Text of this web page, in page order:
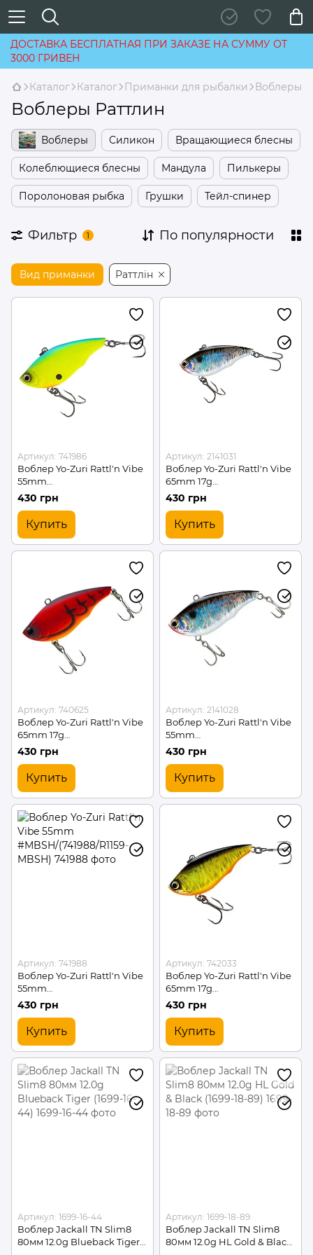
ДОСТАВКА БЕСПЛАТНАЯ ПРИ ЗАКАЗЕ НА СУММУ ОТ
3000 ГРИВЕН
Каталог Каталог Приманки для рыбалки Воблеры
Воблеры Раттлин
Воблеры Силикон Вращающиеся блесны
Колеблющиеся блесны Мандула Пилькеры
Поролоновая рыбка Грушки Тейл-спинер
Фильтр 1 По популярности
Вид приманки Раттлін
Артикул: 741986
Воблер Yo-Zuri Rattl'n Vibe
55mm
#MBCL/(741986/R1159-
MBCL)
430 грн
Купить
Артикул: 2141031
Воблер Yo-Zuri Rattl'n Vibe
65mm 17g
#CSBL/(2141031/R1160-CSBL)
430 грн
Купить
Артикул: 740625
Воблер Yo-Zuri Rattl'n Vibe
65mm 17g
#MCF/(740625/R1160-MCF)
430 грн
Купить
Артикул: 2141028
Воблер Yo-Zuri Rattl'n Vibe
55mm
#CSBL/(2141028/R1159-CSBL)
430 грн
Купить
Артикул: 741988
Воблер Yo-Zuri Rattl'n Vibe
55mm
#MBSH/(741988/R1159-
MBSH)
430 грн
Купить
Артикул: 742033
Воблер Yo-Zuri Rattl'n Vibe
65mm 17g
#GBL/(742033/R1160-GBL)
430 грн
Купить
Артикул: 1699-16-44
Воблер Jackall TN Slim8
80мм 12.0g Blueback Tiger
Артикул: 1699-18-89
Воблер Jackall TN Slim8
80мм 12.0g HL Gold & Black